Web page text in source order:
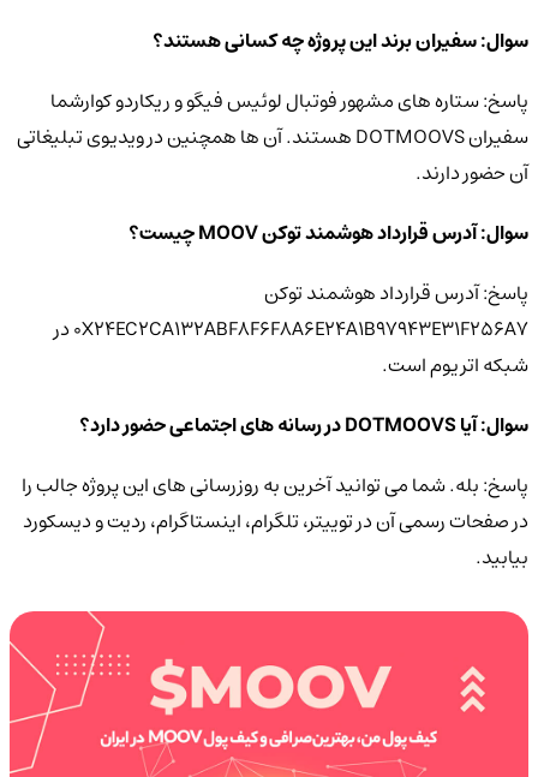
سوال: سفیران برند این پروژه چه کسانی هستند؟
پاسخ: ستاره های مشهور فوتبال لوئیس فیگو و ریکاردو کوارشما
سفیران DOTMOOVS هستند. آن ها همچنین در ویدیوی تبلیغاتی
آن حضور دارند.
سوال: آدرس قرارداد هوشمند توکن MOOV چیست؟
پاسخ: آدرس قرارداد هوشمند توکن
0X24EC2CA132ABF8F6F8A6E24A1B97943E31F256A7 در
شبکه اتریوم است.
سوال: آیا DOTMOOVS در رسانه های اجتماعی حضور دارد؟
پاسخ: بله. شما می توانید آخرین به روزرسانی های این پروژه جالب را
در صفحات رسمی آن در توییتر، تلگرام، اینستاگرام، ردیت و دیسکورد
بیابید.